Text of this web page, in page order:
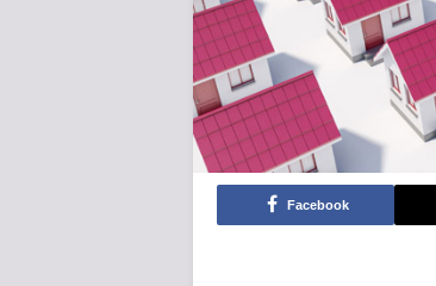
Facebook